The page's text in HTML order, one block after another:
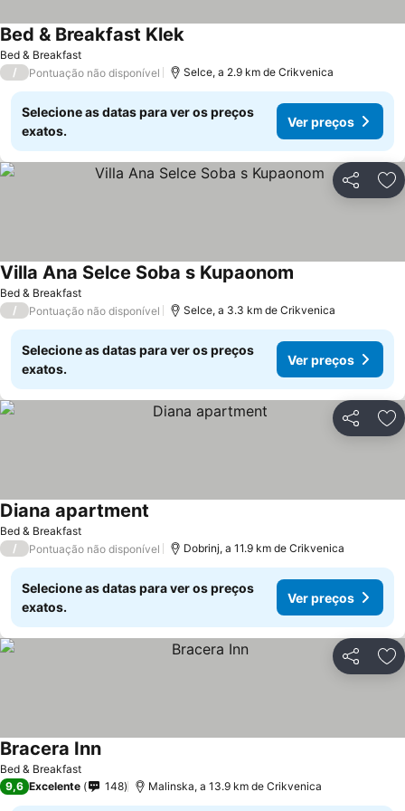
Bed & Breakfast
Bed & Breakfast Klek
/ Pontuação não disponível Selce, a 2.9 km de Crikvenica
Selecione as datas para ver os preços
exatos.
Ver preços
Partilhar
Bed & Breakfast
Villa Ana Selce Soba s Kupaonom
/ Pontuação não disponível Selce, a 3.3 km de Crikvenica
Selecione as datas para ver os preços
exatos.
Ver preços
Partilhar
Bed & Breakfast
Diana apartment
/ Pontuação não disponível Dobrinj, a 11.9 km de Crikvenica
Selecione as datas para ver os preços
exatos.
Ver preços
Partilhar
Bed & Breakfast
Bracera Inn
9,6 Excelente 148 Malinska, a 13.9 km de Crikvenica